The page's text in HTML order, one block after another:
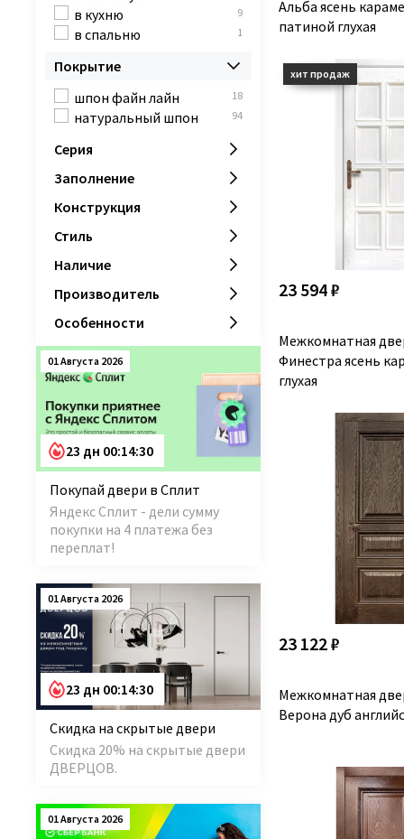
Альба ясень
патиной глухая
23 594 ₽
Межкомнатная
Финестра ясень
глухая
23 122 ₽
Межкомнатная
Верона дуб
в кухню 9
в спальню 1
Покрытие
шпон файн лайн
18
натуральный шпон 94
Серия
Заполнение
Конструкция
Стиль
Наличие
Производитель
Особенности
01 Августа 2026
23 дн 00:14:29
Покупай двери в Сплит
Яндекс Сплит - дели сумму
покупки на 4 платежа без
переплат!
01 Августа 2026
23 дн 00:14:29
Скидка на скрытые двери
Скидка 20% на скрытые двери
ДВЕРЦОВ.
01 Августа 2026